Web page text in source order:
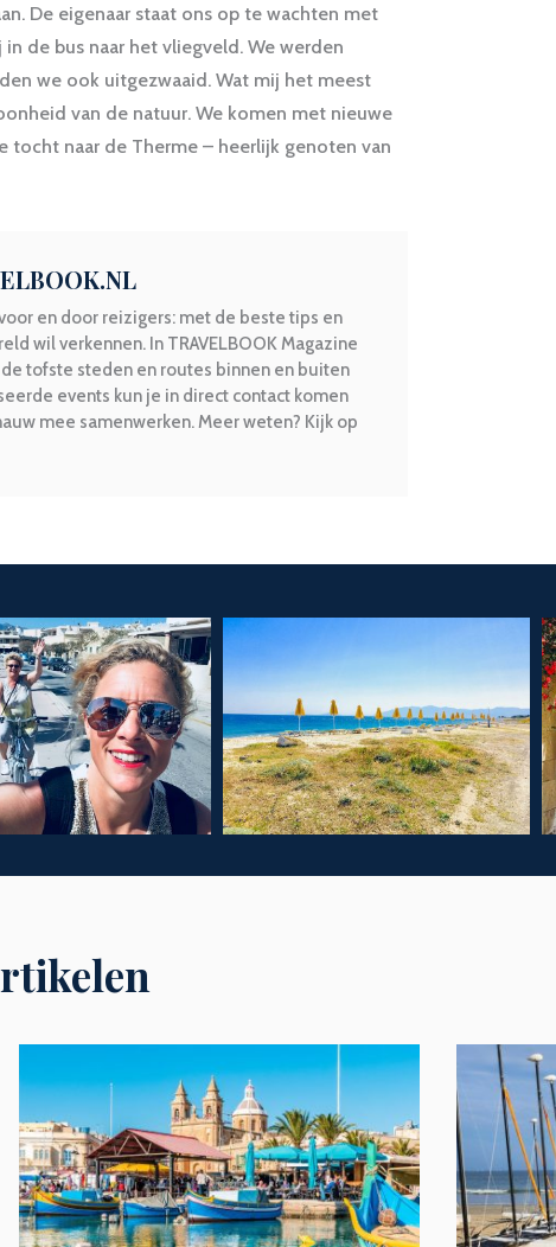
De eigenaar staat ons op te wachten met
de bus naar het vliegveld. We werden
we ook uitgezwaaid. Wat mij het meest
van de natuur. We komen met nieuwe
tocht naar de Therme – heerlijk genoten van
en door reizigers: met de beste tips en
wil verkennen. In TRAVELBOOK Magazine
tofste steden en routes binnen en buiten
events kun je in direct contact komen
mee samenwerken. Meer weten? Kijk op